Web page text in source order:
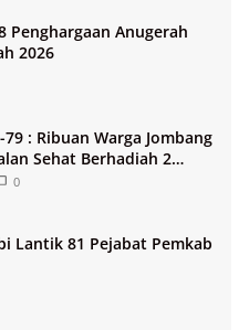
Penghargaan Anugerah
2026
: Ribuan Warga Jombang
Sehat Berhadiah 2
0
Lantik 81 Pejabat Pemkab